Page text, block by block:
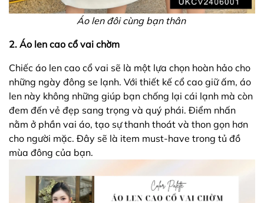
Áo len đôi cùng bạn thân
2. Áo len cao cổ vai chờm
Chiếc áo len cao cổ vai sẽ là một lựa chọn hoàn hảo cho
những ngày đông se lạnh. Với thiết kế cổ cao giữ ấm, áo
len này không những giúp bạn chống lại cái lạnh mà còn
đem đến vẻ đẹp sang trọng và quý phái. Điểm nhấn
nằm ở phần vai áo, tạo sự thanh thoát và thon gọn hơn
cho người mặc. Đây sẽ là item must-have trong tủ đồ
mùa đông của bạn.